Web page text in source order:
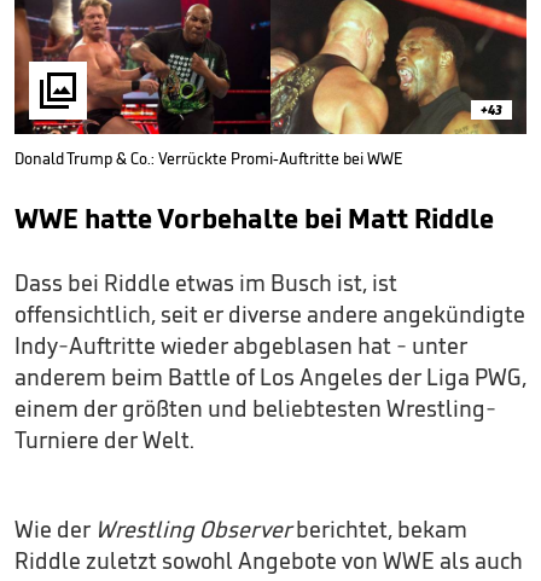
 +43
Donald Trump & Co.: Verrückte Promi-Auftritte bei WWE
WWE hatte Vorbehalte bei Matt Riddle
Dass bei Riddle etwas im Busch ist, ist
offensichtlich, seit er diverse andere angekündigte
Indy-Auftritte wieder abgeblasen hat - unter
anderem beim Battle of Los Angeles der Liga PWG,
einem der größten und beliebtesten Wrestling-
Turniere der Welt.
Wie der Wrestling Observerberichtet, bekam
Riddle zuletzt sowohl Angebote von WWE als auch